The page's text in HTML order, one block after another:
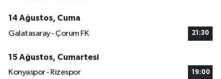
14 Ağustos, Cuma
Galatasaray - Çorum FK
21:30
15 Ağustos, Cumartesi
Konyaspor - Rizespor
19:00